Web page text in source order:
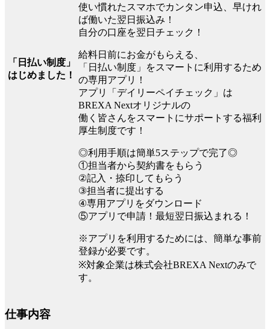
「日払い制度」
はじめました！
使い慣れたスマホでカンタン申込、早けれ
ば働いた翌日振込み！
自分の口座を翌日チェック！
給料日前にお金がもらえる、
「日払い制度」をスマートに利用するため
の専用アプリ！
アプリ「デイリーペイチェック」は
BREXA Nextオリジナルの
働く皆さんをスマートにサポートする福利
厚生制度です！
◎利用手順は簡単5ステップで完了◎
①担当者から契約書をもらう
②記入・捺印してもらう
③担当者に提出する
④専用アプリをダウンロード
⑤アプリで申請！最短翌日振込まれる！
※アプリを利用するためには、簡単な事前
登録が必要です。
※対象企業は株式会社BREXA Nextのみで
す。
仕事内容